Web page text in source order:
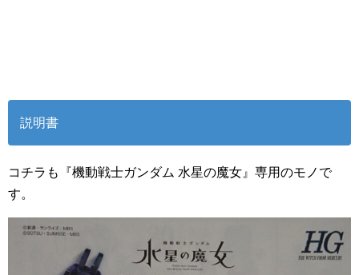
説明書
コチラも『機動戦士ガンダム 水星の魔女』専用のモノで
す。